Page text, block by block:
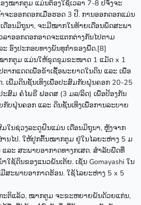
ງໝາກຕູມ ແມ່ນຕ້ອງໃຊ້ເວລາ 7-8 ປີຈຶ່ງຈະ
ຈະອອກດອກເມື່ອຮອດ 3 ປີ. ການອອກດອກແມ່ນ
ດືອນມິຖຸນາ, ຈະມີໝາກໃນທ້າຍເດືອນພຶດສະພາ
ລາອອກດອກອາດຈະແຕກຕ່າງກັນໄປຕາມ
ອົງປະກອບທາງພັນທຸກໍາຂອງພືດ.[8]
າກຕູມ ແມ່ນໃຫ້ຂຸດຂຸມຂະໜາດ 1 ແມັດ x 1
ຕາກແດດເພື່ອຂ້າເຊື້ອພະຍາດໃນດິນ ແລະ ເພື່ອ
ເພີ່ມດິນຊັ້ນເທິງເພື່ອປະສົມກັບຝຸ່ນຄອກ 20-25
ະສົມ ຄໍໄພຣີ ຟອດສ (3 ມລ/ລິດ) ເພື່ອປ້ອງກັນ
ບຝຸ່ນຄອກ ແລະ ດິນຊັ້ນເທິງເພື່ອການລະບາຍ
ໃນຊ່ວງລະດູຝົນແມ່ນ ເດືອນມິຖຸນາ, ຫຼັງຈາກ
ນໄປ. ໃຫ້ປູກຕົ້ນໝາກຕູມ ຢູ່ໃນໄລຍະຫ່າງ 5 ມ
ລະ ສະພາບອາກາດທາງກເສດ. ສໍາລັບພືດທີ່
ຊ້ດິນຂອງແນວພັນເຕ້ຍ. ເຊັ່ນ Gomayashi ໃນ
ສະພາບອາກາດຮ້ອນ. ໃຊ້ໄລຍະຫ່າງ 5 x 5
ະຕິແລ້ວ, ໝາກຕູມ ຈະຂະຫຍາຍພັນດ້ວຍແກ່ນ,